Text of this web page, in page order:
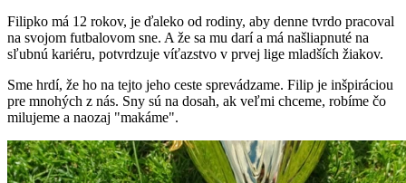
Filipko má 12 rokov, je ďaleko od rodiny, aby denne tvrdo pracoval
na svojom futbalovom sne. A že sa mu darí a má našliapnuté na
sľubnú kariéru, potvrdzuje víťazstvo v prvej lige mladších žiakov.
Sme hrdí, že ho na tejto jeho ceste sprevádzame. Filip je inšpiráciou
pre mnohých z nás. Sny sú na dosah, ak veľmi chceme, robíme čo
milujeme a naozaj "makáme".